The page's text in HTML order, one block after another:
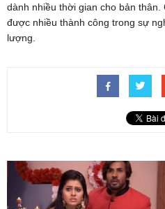
dành nhiều thời gian cho bản
được nhiều thành công trong sự
lượng.